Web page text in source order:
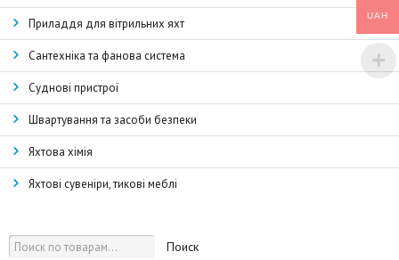
Приладдя для вітрильних яхт
Сантехніка та фанова система
Суднові пристрої
Швартування та засоби безпеки
Яхтова хімія
Яхтові сувеніри, тикові меблі
Поиск
UAH